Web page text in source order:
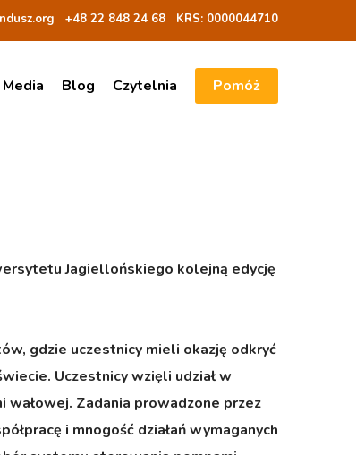
+48 22 848 24 68 KRS: 0000044710
Media Blog Czytelnia Pomóż
Jagiellońskiego kolejną edycję
gdzie uczestnicy mieli okazję odkryć
Uczestnicy wzięli udział w
Zadania prowadzone przez
i mnogość działań wymaganych